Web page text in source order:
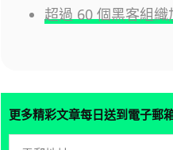
超過 60 個黑客組
更多精彩文章每日送到電子郵